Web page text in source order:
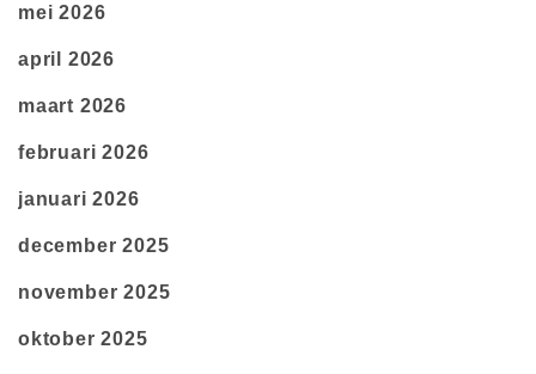
mei 2026
april 2026
maart 2026
februari 2026
januari 2026
december 2025
november 2025
oktober 2025